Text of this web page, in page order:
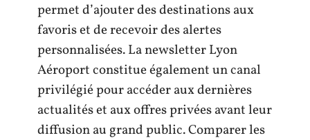
permet d’ajouter des destinations aux
favoris et de recevoir des alertes
personnalisées. La newsletter Lyon
Aéroport constitue également un canal
privilégié pour accéder aux dernières
actualités et aux offres privées avant leur
diffusion au grand public. Comparer les